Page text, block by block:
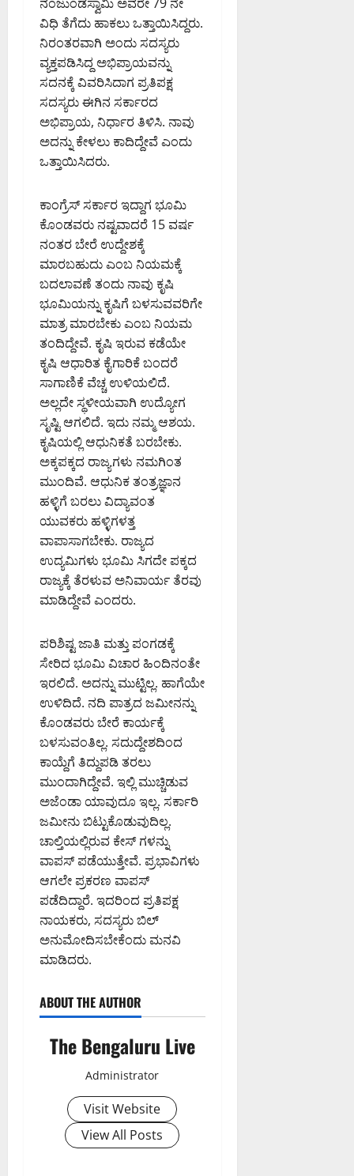
ವಿಧಿ ತೆಗೆದು ಹಾಕಲು ಒತ್ತಾಯಿಸಿದ್ದರು.
ನಿರಂತರವಾಗಿ ಅಂದು ಸದಸ್ಯರು
ವ್ಯಕ್ತಪಡಿಸಿದ್ದ ಅಭಿಪ್ರಾಯವನ್ನು
ಸದನಕ್ಕೆ ವಿವರಿಸಿದಾಗ ಪ್ರತಿಪಕ್ಷ
ಸದಸ್ಯರು ಈಗಿನ ಸರ್ಕಾರದ
ಅಭಿಪ್ರಾಯ, ನಿರ್ಧಾರ ತಿಳಿಸಿ. ನಾವು
ಅದನ್ನು ಕೇಳಲು ಕಾದಿದ್ದೇವೆ ಎಂದು
ಒತ್ತಾಯಿಸಿದರು.
ಕಾಂಗ್ರೆಸ್ ಸರ್ಕಾರ ಇದ್ದಾಗ ಭೂಮಿ
ಕೊಂಡವರು ನಷ್ಟವಾದರೆ 15 ವರ್ಷ
ನಂತರ ಬೇರೆ ಉದ್ದೇಶಕ್ಕೆ
ಮಾರಬಹುದು ಎಂಬ ನಿಯಮಕ್ಕೆ
ಬದಲಾವಣೆ ತಂದು ನಾವು ಕೃಷಿ
ಭೂಮಿಯನ್ನು ಕೃಷಿಗೆ ಬಳಸುವವರಿಗೇ
ಮಾತ್ರ ಮಾರಬೇಕು ಎಂಬ ನಿಯಮ
ತಂದಿದ್ದೇವೆ. ಕೃಷಿ ಇರುವ ಕಡೆಯೇ
ಕೃಷಿ ಆಧಾರಿತ ಕೈಗಾರಿಕೆ ಬಂದರೆ
ಸಾಗಾಣಿಕೆ ವೆಚ್ಚ ಉಳಿಯಲಿದೆ.
ಅಲ್ಲದೇ ಸ್ಥಳೀಯವಾಗಿ ಉದ್ಯೋಗ
ಸೃಷ್ಟಿ ಆಗಲಿದೆ. ಇದು ನಮ್ಮ ಆಶಯ.
ಕೃಷಿಯಲ್ಲಿ ಆಧುನಿಕತೆ ಬರಬೇಕು.
ಅಕ್ಕಪಕ್ಕದ ರಾಜ್ಯಗಳು ನಮಗಿಂತ
ಮುಂದಿವೆ. ಆಧುನಿಕ ತಂತ್ರಜ್ಞಾನ
ಹಳ್ಳಿಗೆ ಬರಲು ವಿದ್ಯಾವಂತ
ಯುವಕರು ಹಳ್ಳಿಗಳತ್ತ
ವಾಪಾಸಾಗಬೇಕು. ರಾಜ್ಯದ
ಉದ್ಯಮಿಗಳು ಭೂಮಿ ಸಿಗದೇ ಪಕ್ಕದ
ರಾಜ್ಯಕ್ಕೆ ತೆರಳುವ ಅನಿವಾರ್ಯ ತೆರವು
ಮಾಡಿದ್ದೇವೆ ಎಂದರು.
ಪರಿಶಿಷ್ಟ ಜಾತಿ ಮತ್ತು ಪಂಗಡಕ್ಕೆ
ಸೇರಿದ ಭೂಮಿ ವಿಚಾರ ಹಿಂದಿನಂತೇ
ಇರಲಿದೆ. ಅದನ್ನು ಮುಟ್ಟಿಲ್ಲ. ಹಾಗೆಯೇ
ಉಳಿದಿದೆ. ನದಿ ಪಾತ್ರದ ಜಮೀನನ್ನು
ಕೊಂಡವರು ಬೇರೆ ಕಾರ್ಯಕ್ಕೆ
ಬಳಸುವಂತಿಲ್ಲ. ಸದುದ್ದೇಶದಿಂದ
ಕಾಯ್ದೆಗೆ ತಿದ್ದುಪಡಿ ತರಲು
ಮುಂದಾಗಿದ್ದೇವೆ. ಇಲ್ಲಿ ಮುಚ್ಚಿಡುವ
ಅಜೆಂಡಾ ಯಾವುದೂ ಇಲ್ಲ. ಸರ್ಕಾರಿ
ಜಮೀನು ಬಿಟ್ಟುಕೊಡುವುದಿಲ್ಲ.
ಚಾಲ್ತಿಯಲ್ಲಿರುವ ಕೇಸ್ ಗಳನ್ನು
ವಾಪಸ್ ಪಡೆಯುತ್ತೇವೆ. ಪ್ರಭಾವಿಗಳು
ಆಗಲೇ ಪ್ರಕರಣ ವಾಪಸ್
ಪಡೆದಿದ್ದಾರೆ. ಇದರಿಂದ ಪ್ರತಿಪಕ್ಷ
ನಾಯಕರು, ಸದಸ್ಯರು ಬಿಲ್
ಅನುಮೋದಿಸಬೇಕೆಂದು ಮನವಿ
ಮಾಡಿದರು.
ABOUT THE AUTHOR
The Bengaluru Live
Administrator
Visit Website
View All Posts